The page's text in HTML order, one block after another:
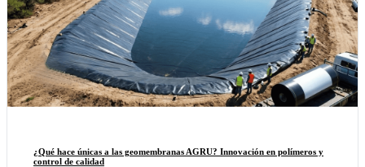
¿Qué hace únicas a las geomembranas AGRU? Innovación en polímeros y
control de calidad